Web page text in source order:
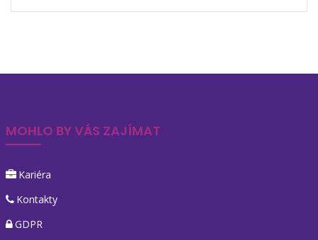
MOHLO BY VÁS ZAJÍMAT
Kariéra
Kontakty
GDPR